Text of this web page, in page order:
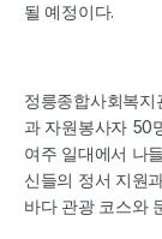
될 예정이다.
정릉종합사회복
과 자원봉사자 50
여주 일대에서 나
신들의 정서 지원
바다 관광 코스와